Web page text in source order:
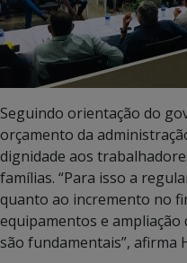
Seguindo orientação do
orçamento da
dignidade aos
famílias. “Para isso a
quanto ao incremento no
equipamentos e
são fundamentais”, afirma